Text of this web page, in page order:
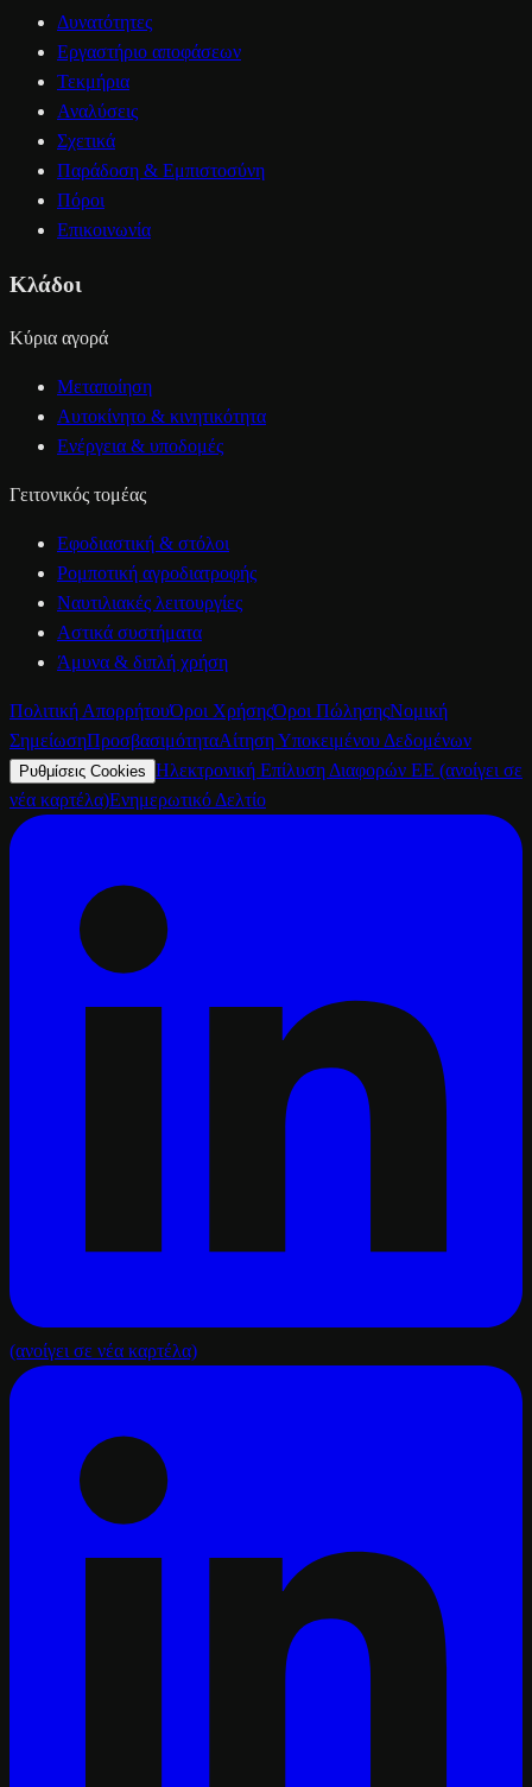
Δυνατότητες
Εργαστήριο αποφάσεων
Τεκμήρια
Αναλύσεις
Σχετικά
Παράδοση & Εμπιστοσύνη
Πόροι
Επικοινωνία
Κλάδοι
Κύρια αγορά
Μεταποίηση
Αυτοκίνητο & κινητικότητα
Ενέργεια & υποδομές
Γειτονικός τομέας
Εφοδιαστική & στόλοι
Ρομποτική αγροδιατροφής
Ναυτιλιακές λειτουργίες
Αστικά συστήματα
Άμυνα & διπλή χρήση
Πολιτική ΑπορρήτουΌροι ΧρήσηςΌροι ΠώλησηςΝομική
ΣημείωσηΠροσβασιμότηταΑίτηση Υποκειμένου Δεδομένων
Ρυθμίσεις Cookies Ηλεκτρονική Επίλυση Διαφορών ΕΕ (ανοίγει σε
νέα καρτέλα)Ενημερωτικό Δελτίο
(ανοίγει σε νέα καρτέλα)